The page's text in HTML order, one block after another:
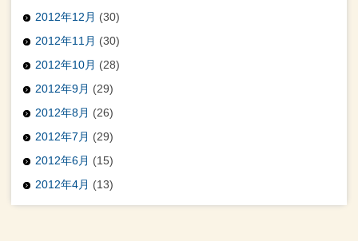
2012年12月 (30)
2012年11月 (30)
2012年10月 (28)
2012年9月 (29)
2012年8月 (26)
2012年7月 (29)
2012年6月 (15)
2012年4月 (13)